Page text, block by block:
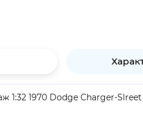
1970 Dodge Charger-